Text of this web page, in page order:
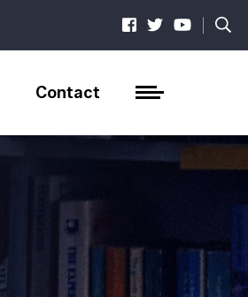
|
Contact